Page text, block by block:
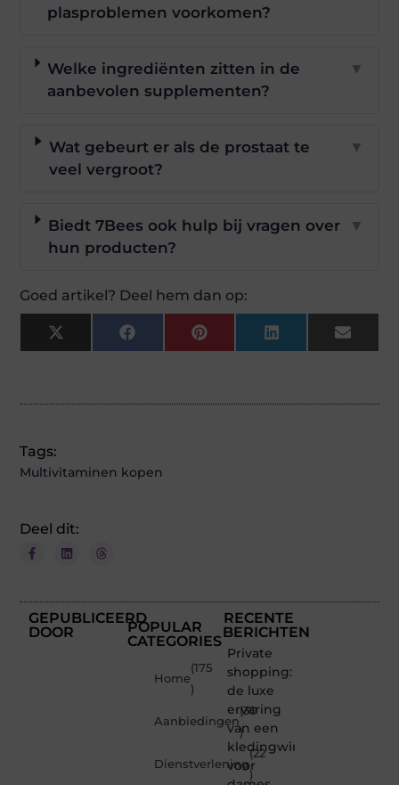
plasproblemen voorkomen?
Welke ingrediënten zitten in de
aanbevolen supplementen?
▼
Wat gebeurt er als de prostaat te
veel vergroot?
▼
Biedt 7Bees ook hulp bij vragen over
hun producten?
▼
Goed artikel? Deel hem dan op:
X
(Twitter)
FacebookPinterestLinkedInEmail
Tags:
Multivitaminen kopen
Deel dit:
GEPUBLICEERD
DOOR
POPULAR
CATEGORIES
Home
(175
)
Aanbiedingen
(30
)
Dienstverlening
(22
)
RECENTE
BERICHTEN
Private
shopping:
de luxe
ervaring
van een
kledingwinkel
voor